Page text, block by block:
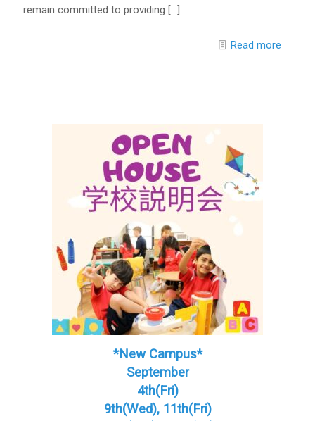
remain committed to providing […]
Read more
*New Campus*
September
4th(Fri)
9th(Wed), 11th(Fri)